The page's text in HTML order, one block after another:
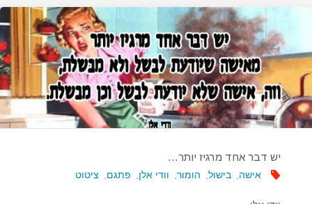
נראה
כמו…"
יש דבר אחד מרגיז יותר…
אישה, בישול, הומור, וודי אלן, פתגם, ציטוט